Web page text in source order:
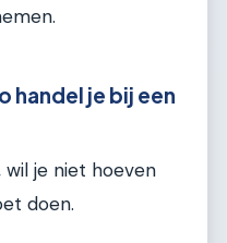
handel je bij een
je niet hoeven
doen.